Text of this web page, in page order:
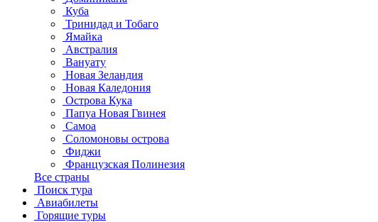
Куба
Тринидад и Тобаго
Ямайка
Австралия
Вануату
Новая Зеландия
Новая Каледония
Острова Кука
Папуа Новая Гвинея
Самоа
Соломоновы острова
Фиджи
Французская Полинезия
Все страны
Поиск тура
Авиабилеты
Горящие туры